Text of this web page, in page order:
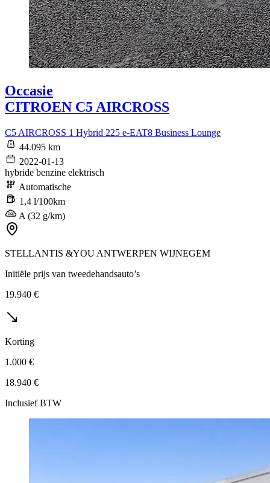
Occasie
CITROEN C5 AIRCROSS
C5 AIRCROSS 1 Hybrid 225 e-EAT8 Business Lounge
44.095 km
2022-01-13
hybride benzine elektrisch
Automatische
1,4 l/100km
A (32 g/km)
STELLANTIS &YOU ANTWERPEN WIJNEGEM
Initiële prijs van tweedehandsauto’s
19.940 €
Korting
1.000 €
18.940 €
Inclusief BTW